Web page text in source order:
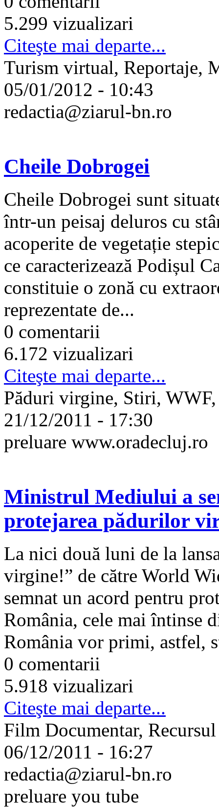
5.299 vizualizari
Citeşte mai departe...
Turism virtual, Reportaje,
05/01/2012 - 10:43
redactia@ziarul-bn.ro
Cheile Dobrogei
Cheile Dobrogei sunt
într-un peisaj deluros cu
acoperite de vegetație
ce caracterizează Podișul
constituie o zonă cu
reprezentate de...
0 comentarii
6.172 vizualizari
Citeşte mai departe...
Păduri virgine, Stiri,
21/12/2011 - 17:30
preluare www.oradecluj.ro
Ministrul Mediului a
protejarea pădurilor
La nici două luni de la
virgine!” de către World
semnat un acord pentru
România, cele mai întinse
România vor primi, astfel,
0 comentarii
5.918 vizualizari
Citeşte mai departe...
Film Documentar,
06/12/2011 - 16:27
redactia@ziarul-bn.ro
preluare you tube